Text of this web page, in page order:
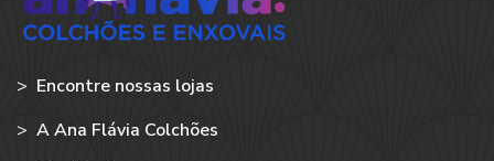
> Encontre nossas lojas
> A Ana Flávia Colchões